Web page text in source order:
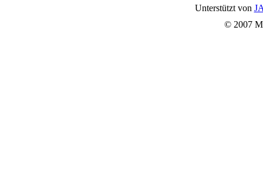
Unterstützt von
© 2007